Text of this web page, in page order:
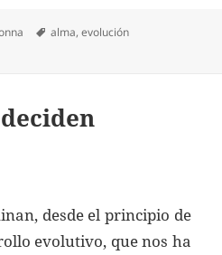
Etiquetas
alma,evolución
nada claro que seamos el último
desde el principio de
evolutivo, que nos ha